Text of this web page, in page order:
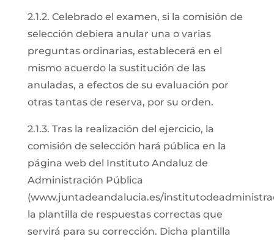
2.1.2. Celebrado el examen, si la comisión de
selección debiera anular una o varias
preguntas ordinarias, establecerá en el
mismo acuerdo la sustitución de las
anuladas, a efectos de su evaluación por
otras tantas de reserva, por su orden.
2.1.3. Tras la realización del ejercicio, la
comisión de selección hará pública en la
página web del Instituto Andaluz de
Administración Pública
(www.juntadeandalucia.es/
la plantilla de respuestas correctas que
servirá para su corrección. Dicha plantilla